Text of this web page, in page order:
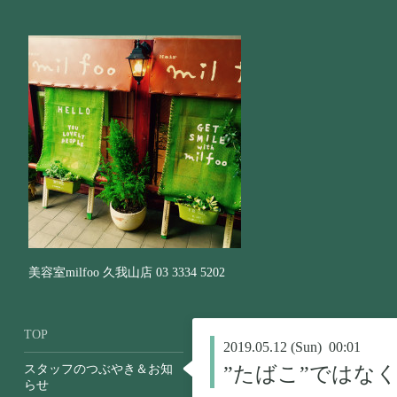
美容室milfoo 久我山店 03 3334 5202
2019.05.12 (Sun) 00:01
”たばこ”ではな
TOP
スタッフのつぶやき＆お知
らせ